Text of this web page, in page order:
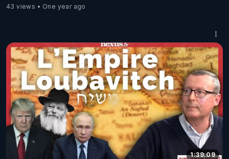
43 views One year ago
1:39:09